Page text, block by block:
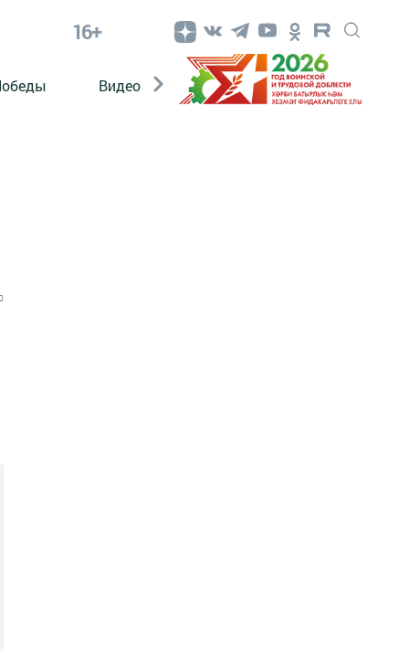
16+
Видео Конкурсы ЭтноДети